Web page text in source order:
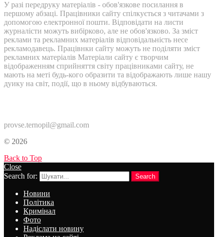
У разі передруку матеріалів - обов'язкове посилання в
першому абзаці. Працівники сайту спілкується з читачами з
допомогою електронної пошти. Відповідати на листи
журналісти можуть вибірково, але не обов'язково. За зміст
реклами та рекламних матеріалів відповідальність несе
рекламодавець. Працівнки сайту можуть не поділяти зміст
рекламних матеріалів Матеріали сайту є творчим
відображенням сприйняття світу працівниками сайту, не
мають на меті будь-кого образити та відображають лише нашу
дуику на світ, події, що в ньому відбуваються.
provse.ternopil@gmail.com
© 2026
Back to Top
Close
Search for:
Search
Новини
Політика
Кримінал
Фото
Надіслати новину